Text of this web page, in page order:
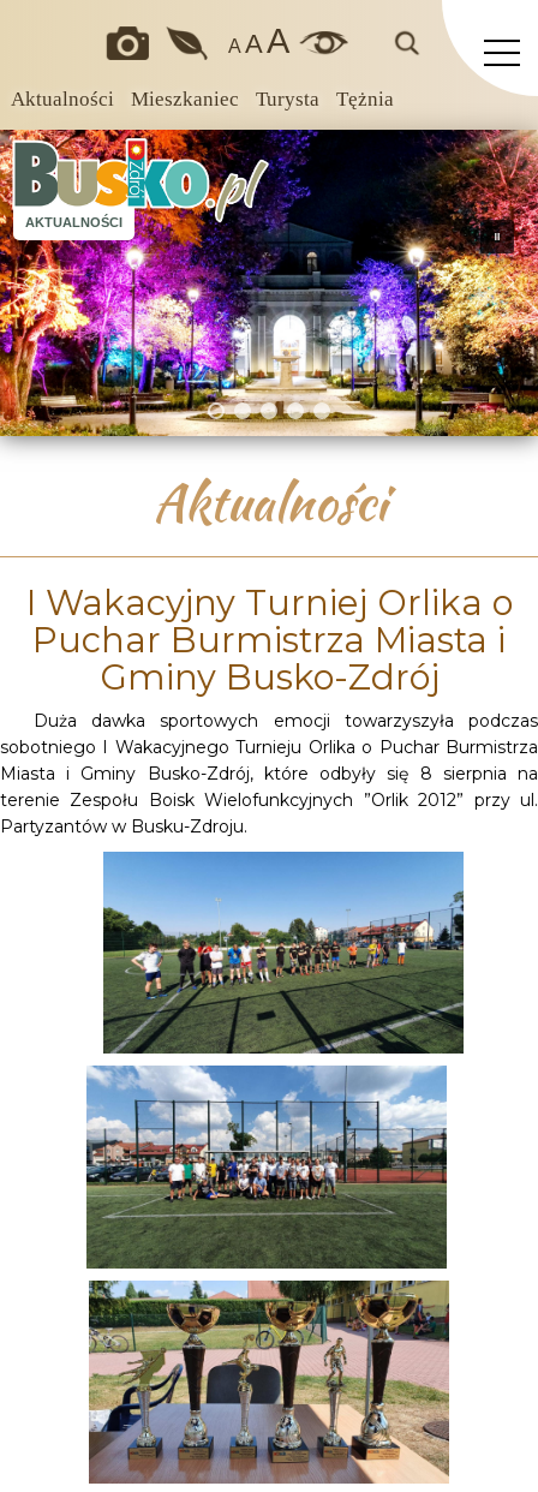
Aktualności Mieszkaniec Turysta Tężnia
A AA
AKTUALNOŚCI
Aktualności
I Wakacyjny Turniej Orlika o
Puchar Burmistrza Miasta i
Gminy Busko-Zdrój
Duża dawka sportowych emocji towarzyszyła podczas
sobotniego I Wakacyjnego Turnieju Orlika o Puchar Burmistrza
Miasta i Gminy Busko-Zdrój, które odbyły się 8 sierpnia na
terenie Zespołu Boisk Wielofunkcyjnych ”Orlik 2012” przy ul.
Partyzantów w Busku-Zdroju.